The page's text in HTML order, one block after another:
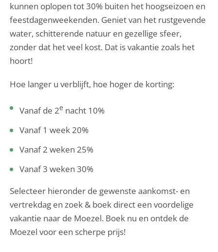
kunnen oplopen tot 30% buiten het hoogseizoen en
feestdagenweekenden. Geniet van het rustgevende
water, schitterende natuur en gezellige sfeer,
zonder dat het veel kost. Dat is vakantie zoals het
hoort!
Hoe langer u verblijft, hoe hoger de korting:
Vanaf de 2e nacht 10%
Vanaf 1 week 20%
Vanaf 2 weken 25%
Vanaf 3 weken 30%
Selecteer hieronder de gewenste aankomst- en
vertrekdag en zoek & boek direct een voordelige
vakantie naar de Moezel. Boek nu en ontdek de
Moezel voor een scherpe prijs!